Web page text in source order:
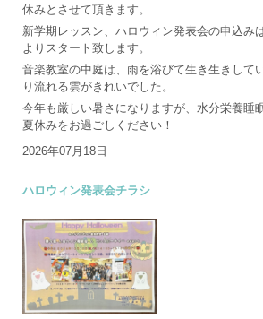
休みとさせて頂きます。
新学期レッスン、ハロウィン発表会の申込み
よりスタート致します。
音楽教室の中庭は、雨を浴びて生き生きして
り流れる雲がきれいでした。
今年も厳しい暑さになりますが、水分栄養睡
夏休みをお過ごしください！
2026年07月18日
ハロウィン発表会チラシ